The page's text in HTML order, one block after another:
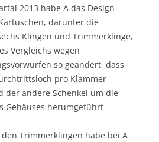
2013 habe A das Design
darunter die
Klingen und Trimmerklinge,
Vergleichs wegen
so geändert, dass
pro Klammer
der andere Schenkel um die
Gehäuses herumgeführt
Trimmerklingen habe bei A